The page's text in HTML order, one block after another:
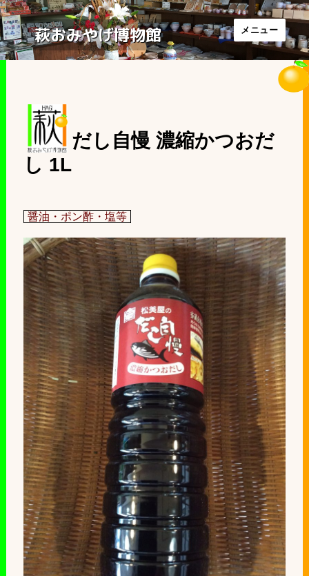
萩おみやげ博物館 メニュー
だし自慢 濃縮かつおだ
し 1L
醤油・ポン酢・塩等